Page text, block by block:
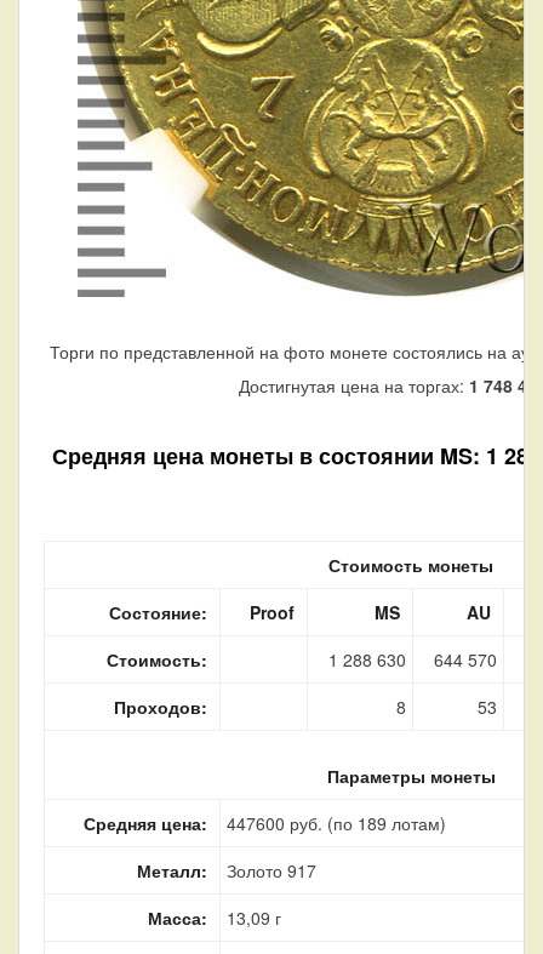
Торги по представленной на фото монете состоялись на
Достигнутая цена на торгах: 1 748
Средняя цена монеты в состоянии MS: 1
Стоимость монеты
Состояние:
Proof MS
AU
Стоимость:
1 288 630 644 570
Проходов:
8 53
Параметры монеты
Средняя цена:
447600 руб. (по 189 лотам)
Металл:
Золото 917
Масса:
13,09 г